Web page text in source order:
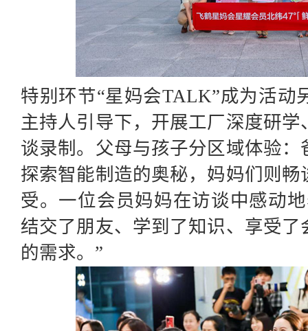
特别环节“星妈会TALK”成为活动
主持人引导下，开展工厂深度研
谈录制。父母与孩子分区域体验：
探索智能制造的奥秘，妈妈们则
受。一位会员妈妈在访谈中感动
结交了朋友、学到了知识、享受
的需求。”